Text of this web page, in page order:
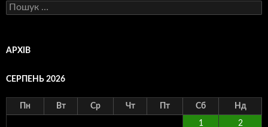
Пошук:
АРХІВ
СЕРПЕНЬ 2026
Пн Вт Ср Чт Пт Сб Нд
1 2